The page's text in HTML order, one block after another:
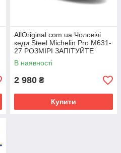
AllOriginal com ua Чоловічі
кеди Steel Michelin Pro M631-
27 РОЗМІРІ ЗАПІТУЙТЕ
В наявності
2 980 ₴
Купити